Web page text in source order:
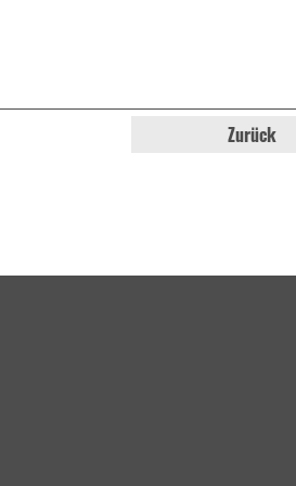
Zurück